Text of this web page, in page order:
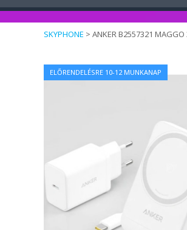
SKYPHONE > ANKER B2557321
ELŐRENDELÉSRE 10-12 MUNKANAP